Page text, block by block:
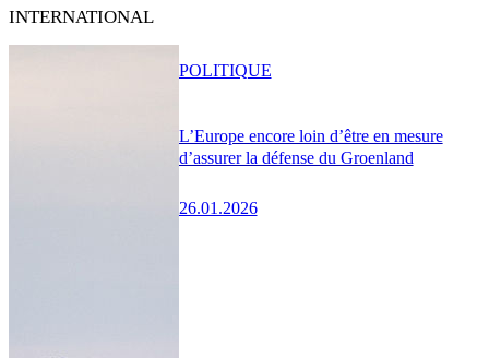
INTERNATIONAL
L’Europe encore loin d’être en mesure
d’assurer la défense du Groenland
26.01.2026
POLITIQUE